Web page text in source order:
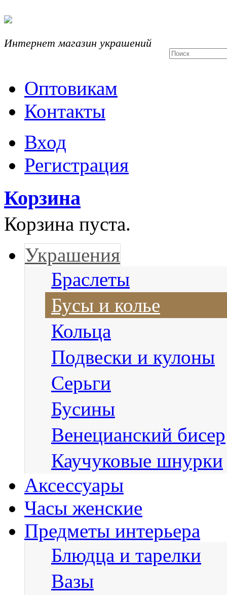
Интернет магазин украшений
Оптовикам
Контакты
Вход
Регистрация
Корзина
Корзина пуста.
Украшения
Браслеты
Бусы и колье
Кольца
Подвески и кулоны
Серьги
Бусины
Венецианский бисер
Каучуковые шнурки
Аксессуары
Часы женские
Предметы интерьера
Блюдца и тарелки
Вазы